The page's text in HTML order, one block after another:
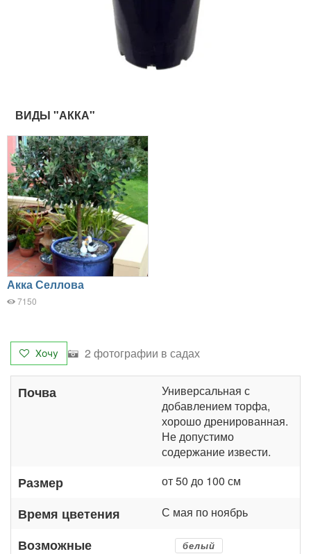
ВИДЫ "АККА"
Акка Селлова
7150
Хочу 2 фотографии в садах
Почва
Универсальная с
добавлением торфа,
хорошо дренированная.
Не допустимо
содержание извести.
Размер от 50 до 100 см
Время цветения С мая по ноябрь
Возможные
белый